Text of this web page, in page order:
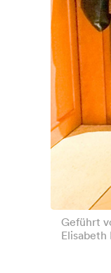
Geführt